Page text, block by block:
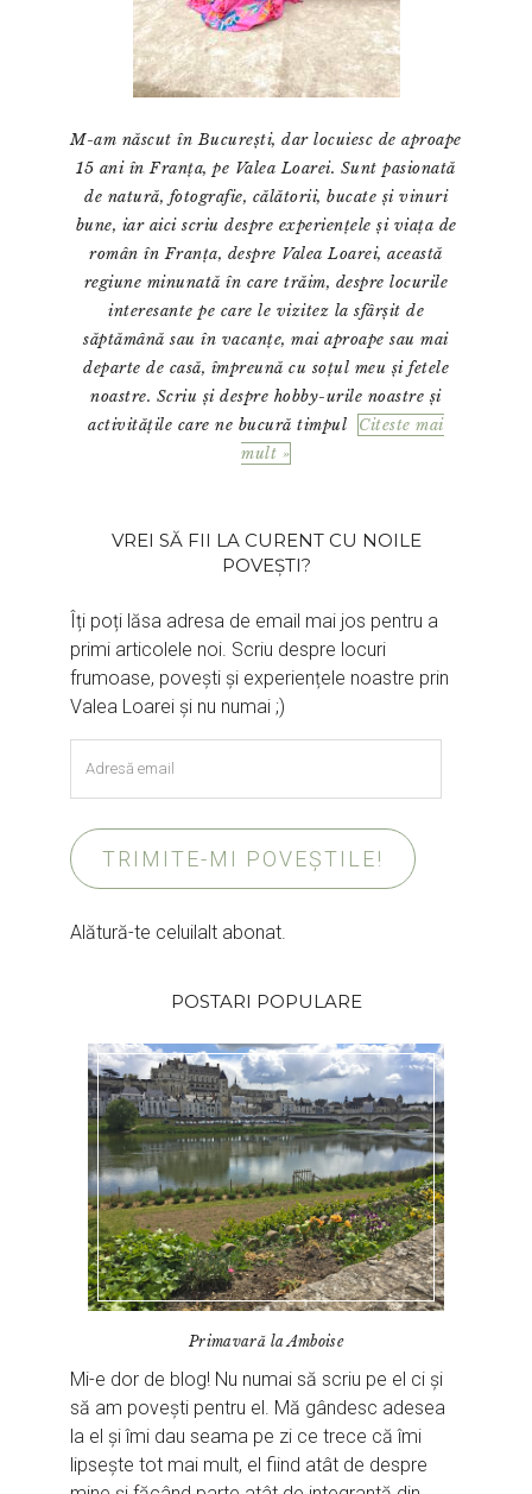
M-am născut în București, dar locuiesc de aproape
15 ani în Franța, pe Valea Loarei. Sunt pasionată
de natură, fotografie, călătorii, bucate și vinuri
bune, iar aici scriu despre experiențele și viața de
român în Franța, despre Valea Loarei, această
regiune minunată în care trăim, despre locurile
interesante pe care le vizitez la sfârșit de
săptămână sau în vacanțe, mai aproape sau mai
departe de casă, împreună cu soțul meu și fetele
noastre. Scriu și despre hobby-urile noastre și
activitățile care ne bucură timpul
Citeste mai
mult »
VREI SĂ FII LA CURENT CU NOILE
POVEȘTI?
Îți poți lăsa adresa de email mai jos pentru a
primi articolele noi. Scriu despre locuri
frumoase, povești și experiențele noastre prin
Valea Loarei și nu numai ;)
email
TRIMITE-MI POVEȘTILE!
Alătură-te celuilalt abonat.
POSTARI POPULARE
Primavară la Amboise
Mi-e dor de blog! Nu numai să scriu pe el ci și
să am povești pentru el. Mă gândesc adesea
la el și îmi dau seama pe zi ce trece că îmi
lipsește tot mai mult, el fiind atât de despre